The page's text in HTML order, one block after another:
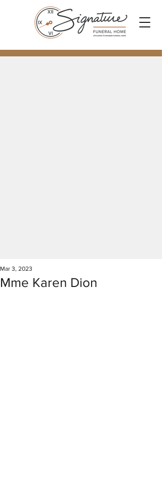
Mme Karen Dion
Mar 3, 2023